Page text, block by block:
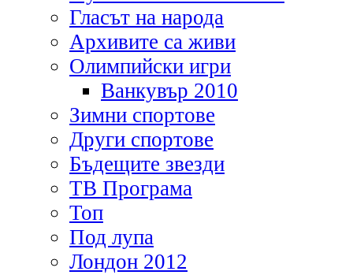
Гласът на народа
Архивите са живи
Олимпийски игри
Ванкувър 2010
Зимни спортове
Други спортове
Бъдещите звезди
ТВ Програма
Топ
Под лупа
Лондон 2012